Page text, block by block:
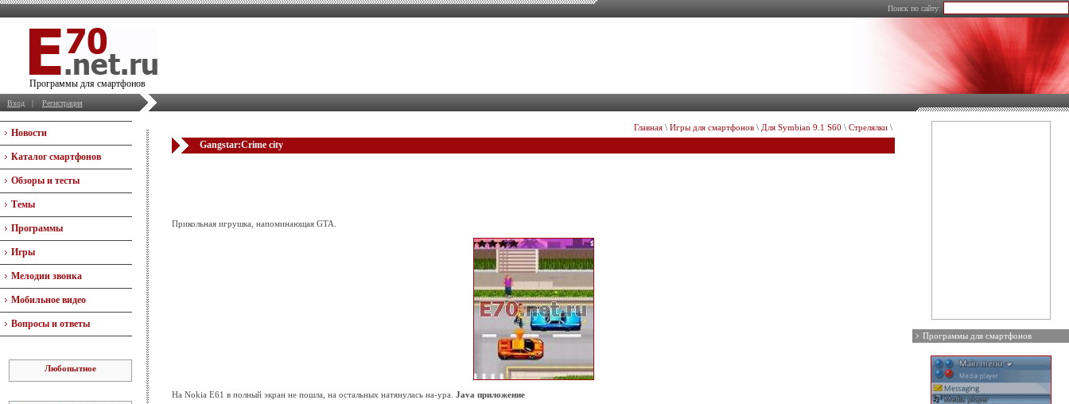
Поиск по сайту:
Программы для смартфонов
Вход | Регистрация
Новости
Каталог смартфонов
Обзоры и тесты
Темы
Программы
Игры
Мелодии звонка
Мобильное видео
Вопросы и ответы
Любопытное
Главная \ Игры для смартфонов \ Для Symbian 9.1 S60 \ Стрелялки \
Gangstar:Crime city
Прикольная игрушка, напоминающая GTA.
На Nokia E61 в полный экран не пошла, на остальных натянулась на-ура. Java приложение
Программы для смартфонов